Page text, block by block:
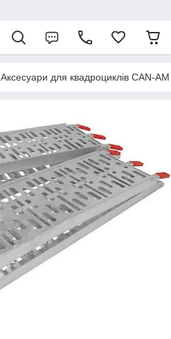
Аксесуари для квадроциклів CAN-